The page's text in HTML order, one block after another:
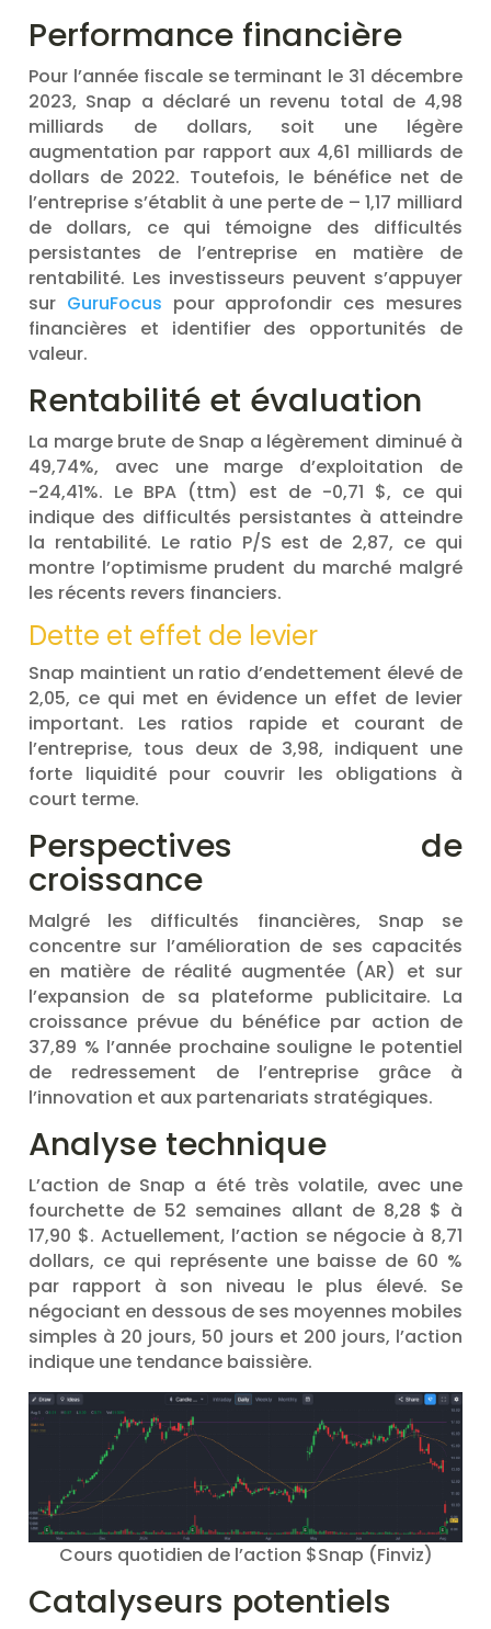
Performance financière
Pour l’année fiscale se terminant le 31 décembre
2023, Snap a déclaré un revenu total de 4,98
milliards de dollars, soit une légère
augmentation par rapport aux 4,61 milliards de
dollars de 2022. Toutefois, le bénéfice net de
l’entreprise s’établit à une perte de – 1,17 milliard
de dollars, ce qui témoigne des difficultés
persistantes de l’entreprise en matière de
rentabilité. Les investisseurs peuvent s’appuyer
sur GuruFocus pour approfondir ces mesures
financières et identifier des opportunités de
valeur.
Rentabilité et évaluation
La marge brute de Snap a légèrement diminué à
49,74%, avec une marge d’exploitation de
-24,41%. Le BPA (ttm) est de -0,71 $, ce qui
indique des difficultés persistantes à atteindre
la rentabilité. Le ratio P/S est de 2,87, ce qui
montre l’optimisme prudent du marché malgré
les récents revers financiers.
Dette et effet de levier
Snap maintient un ratio d’endettement élevé de
2,05, ce qui met en évidence un effet de levier
important. Les ratios rapide et courant de
l’entreprise, tous deux de 3,98, indiquent une
forte liquidité pour couvrir les obligations à
court terme.
Perspectives de
croissance
Malgré les difficultés financières, Snap se
concentre sur l’amélioration de ses capacités
en matière de réalité augmentée (AR) et sur
l’expansion de sa plateforme publicitaire. La
croissance prévue du bénéfice par action de
37,89 % l’année prochaine souligne le potentiel
de redressement de l’entreprise grâce à
l’innovation et aux partenariats stratégiques.
Analyse technique
L’action de Snap a été très volatile, avec une
fourchette de 52 semaines allant de 8,28 $ à
17,90 $. Actuellement, l’action se négocie à 8,71
dollars, ce qui représente une baisse de 60 %
par rapport à son niveau le plus élevé. Se
négociant en dessous de ses moyennes mobiles
simples à 20 jours, 50 jours et 200 jours, l’action
indique une tendance baissière.
Cours quotidien de l’action $Snap (Finviz)
Catalyseurs potentiels